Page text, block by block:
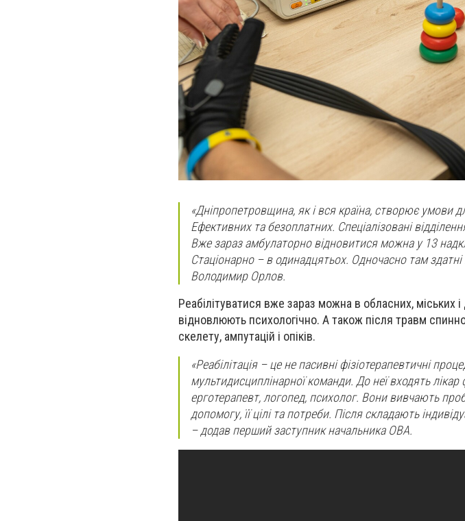
«Дніпропетровщина, як і вся країна, створює умови
Ефективних та безоплатних. Спеціалізовані
Вже зараз амбулаторно відновитися можна у 13
Стаціонарно – в одинадцятьох. Одночасно там
Володимир Орлов.
Реабілітуватися вже зараз можна в обласних, міських
відновлюють психологічно. А також після травм
скелету, ампутацій і опіків.
«Реабілітація – це не пасивні фізіотерапевтичні
мультидисциплінарної команди. До неї входять лікар
ерготерапевт, логопед, психолог. Вони вивчають
допомогу, її цілі та потреби. Після складають
– додав перший заступник начальника ОВА.